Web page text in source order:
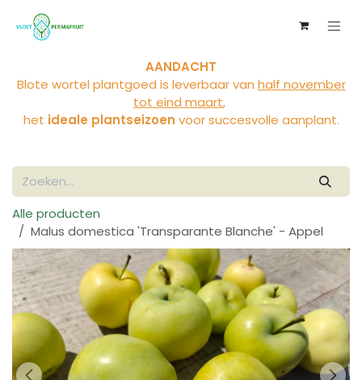
AANDACHT
Blote wortel plantgoed is leverbaar van half november
tot eind maart,
het ideale plantseizoen voor succesvolle aanplant.
Alle producten
Malus domestica 'Transparante Blanche' - Appel